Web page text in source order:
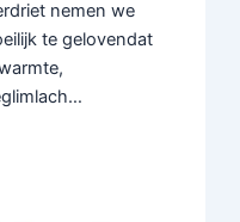
nemen we
te gelovendat